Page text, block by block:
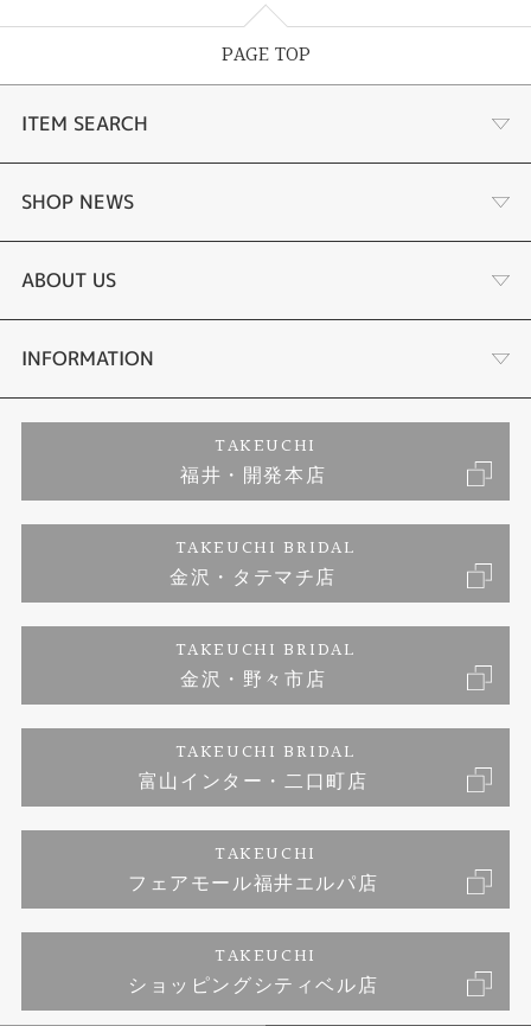
PAGE TOP
ITEM SEARCH
婚約指輪
結婚指輪
セットリング
エタニティリング
婚約ネックレス
SHOP NEWS
サプライズプロポーズ相談室
ダイヤモンドカッターブランド
アフターメンテナンス
富山指輪工房｜手作りペアリング
富山指輪工房｜手作り結婚指輪 and 婚約指輪
富山指輪工房｜手作り婚約指輪プロポーズプラン
ABOUT US
店舗情報
お問い合わせ
INFORMATION
プライバシーポリシー
TAKEUCHI
福井・開発本店
TAKEUCHI BRIDAL
金沢・タテマチ店
TAKEUCHI BRIDAL
金沢・野々市店
TAKEUCHI BRIDAL
富山インター・二口町店
TAKEUCHI
フェアモール福井エルパ店
TAKEUCHI
ショッピングシティベル店